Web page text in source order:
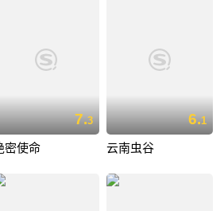
建成和齐王李元吉所嫉恨，他们谋害李世民的
世民终于发动了玄武门之变，翦除了李建成和
7.3
密使命
6.1
云南虫谷